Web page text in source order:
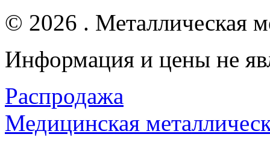
© 2026 . Металлическая
Информация и цены не
Распродажа
Медицинская